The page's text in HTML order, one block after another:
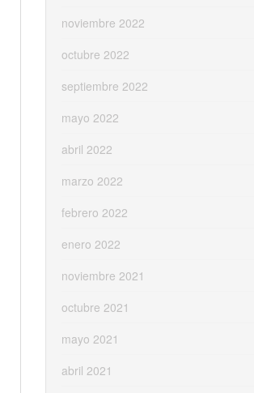
noviembre 2022
octubre 2022
septiembre 2022
mayo 2022
abril 2022
marzo 2022
febrero 2022
enero 2022
noviembre 2021
octubre 2021
mayo 2021
abril 2021